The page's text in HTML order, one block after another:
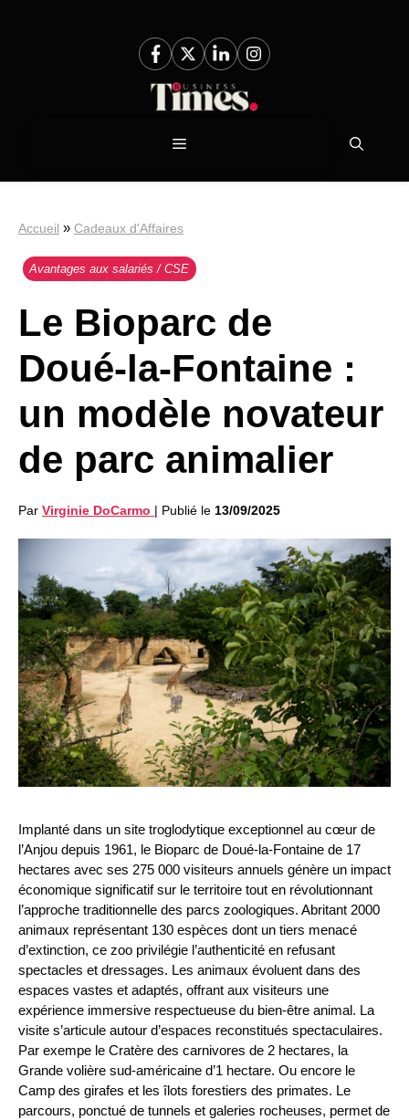
Menu
Accueil » Cadeaux d'Affaires
Avantages aux salariés / CSE
Le Bioparc de
Doué-la-Fontaine :
un modèle novateur
de parc animalier
Par Virginie DoCarmo | Publié le 13/09/2025
Implanté dans un site troglodytique exceptionnel au cœur de
l’Anjou depuis 1961, le Bioparc de Doué-la-Fontaine de 17
hectares avec ses 275 000 visiteurs annuels génère un impact
économique significatif sur le territoire tout en révolutionnant
l’approche traditionnelle des parcs zoologiques. Abritant 2000
animaux représentant 130 espèces dont un tiers menacé
d’extinction, ce zoo privilégie l’authenticité en refusant
spectacles et dressages. Les animaux évoluent dans des
espaces vastes et adaptés, offrant aux visiteurs une
expérience immersive respectueuse du bien-être animal. La
visite s’articule autour d’espaces reconstitués spectaculaires.
Par exempe le Cratère des carnivores de 2 hectares, la
Grande volière sud-américaine d’1 hectare. Ou encore le
Camp des girafes et les îlots forestiers des primates. Le
parcours, ponctué de tunnels et galeries rocheuses, permet de